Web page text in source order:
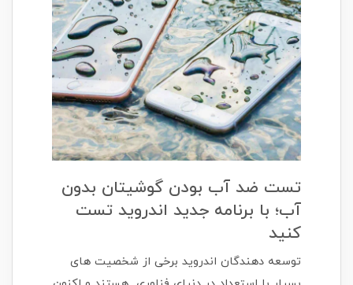
تست ضد آب بودن گوشیتان بدون
آب؛ با برنامه جدید اندروید تست
کنید
توسعه دهندگان اندروید برخی از شخصیت های